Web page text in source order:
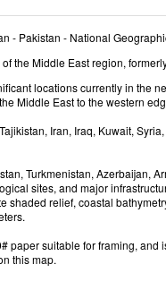
- Pakistan - National
the Middle East region,
locations currently in the
Middle East to the western
Iran, Iraq, Kuwait,
Turkmenistan, Azerbaijan,
sites, and major
relief, coastal
paper suitable for framing,
this map.